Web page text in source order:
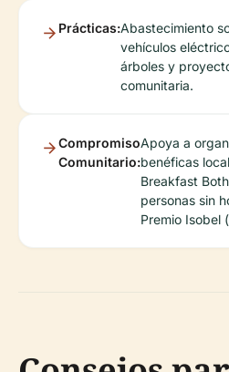
Prácticas:Abastecimiento
vehículos
árboles y
comunitaria.
Compromiso
Comunitario:
Apoya a
benéficas
Breakfast
personas sin
Premio Isobel (